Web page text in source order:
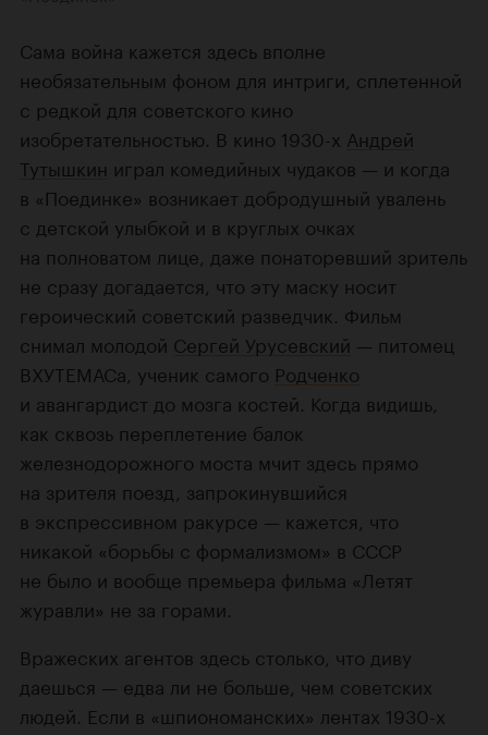
Сама война кажется здесь вполне
необязательным фоном для интриги, сплетенной
с редкой для советского кино
изобретательностью. В кино 1930-х Андрей
Тутышкин играл комедийных чудаков — и когда
в «Поединке» возникает добродушный увалень
с детской улыбкой и в круглых очках
на полноватом лице, даже понаторевший зритель
не сразу догадается, что эту маску носит
героический советский разведчик. Фильм
снимал молодой Сергей Урусевский — питомец
ВХУТЕМАСа, ученик самого Родченко
и авангардист до мозга костей. Когда видишь,
как сквозь переплетение балок
железнодорожного моста мчит здесь прямо
на зрителя поезд, запрокинувшийся
в экспрессивном ракурсе — кажется, что
никакой «борьбы с формализмом» в СССР
не было и вообще премьера фильма «Летят
журавли» не за горами.
Вражеских агентов здесь столько, что диву
даешься — едва ли не больше, чем советских
людей. Если в «шпиономанских» лентах 1930-х